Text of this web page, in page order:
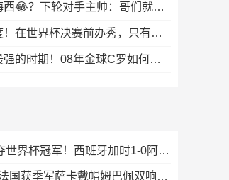
这么夸梅西😂？下轮对手主帅：哥们就不能度度假，坐坐游艇吗？
时尚国度！在世界杯决赛前办秀，只有法国人敢这么做！
冲击力最强的时期！08年金球C罗如何扛起球队？
时隔16年夺世界杯冠军！西班牙加时1-0阿根廷费兰制胜恩佐染红
英格兰6-4法国获季军萨卡戴帽姆巴佩双响创纪录奥利塞2助+失良机